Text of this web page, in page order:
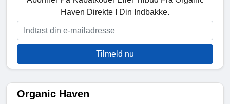
Haven Direkte I Din Indbakke.
Tilmeld nu
Organic Haven